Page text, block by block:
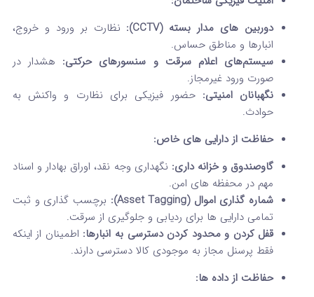
دوربین‌ های مدار بسته (CCTV):
نظارت بر ورود و خروج،
انبارها و مناطق حساس.
سیستم‌های اعلام سرقت و سنسورهای حرکتی: هشدار در
صورت ورود غیرمجاز.
نگهبانان امنیتی: حضور فیزیکی برای نظارت و واکنش به
حوادث.
حفاظت از دارایی‌ های خاص:
گاوصندوق و خزانه‌ داری: نگهداری وجه نقد، اوراق بهادار و اسناد
مهم در محفظه‌ های امن.
شماره‌ گذاری اموال (Asset Tagging):
برچسب‌ گذاری و ثبت
تمامی دارایی‌ ها برای ردیابی و جلوگیری از سرقت.
قفل کردن و محدود کردن دسترسی به انبارها: اطمینان از اینکه
فقط پرسنل مجاز به موجودی کالا دسترسی دارند.
حفاظت از داده‌ ها: